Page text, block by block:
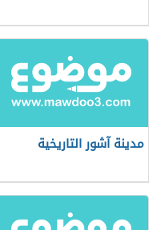
مدينة آشور التاريخية